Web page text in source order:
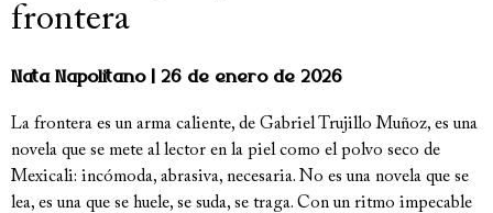
frontera
Nata Napolitano 26 de enero de 2026
La frontera es un arma caliente, de Gabriel Trujillo Muñoz, es una
novela que se mete al lector en la piel como el polvo seco de
Mexicali: incómoda, abrasiva, necesaria. No es una novela que se
lea, es una que se huele, se suda, se traga. Con un ritmo impecable